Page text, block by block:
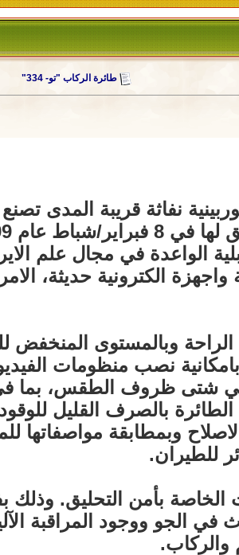
طائرة الركاب "تو- 334"
الواعدة في مجال علم
الكترونية حديثة،
وبالمستوى
نصب منظومات
شتى ظروف الطقس، بما في
بالصرف القليل
وبمطابقة
للطيران.
بأمن التحليق. وذلك
في الجو ووجود المراقبة
والركاب.